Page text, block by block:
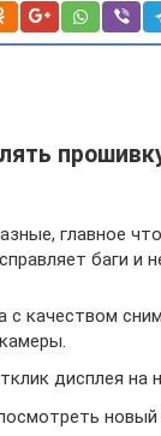
главное
баги и
с качеством
дисплея на
новый